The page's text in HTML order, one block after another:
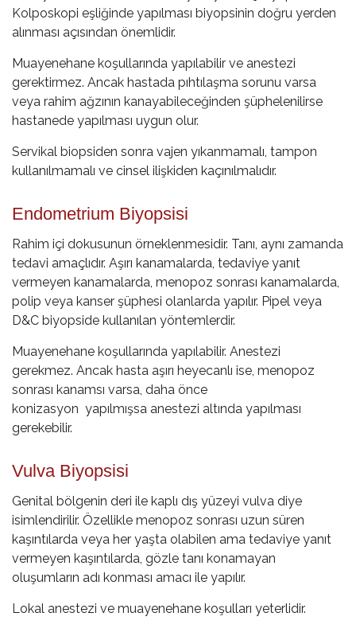
Kolposkopi eşliğinde yapılması biyopsinin doğru yerden
alınması açısından önemlidir.
Muayenehane koşullarında yapılabilir ve anestezi
gerektirmez. Ancak hastada pıhtılaşma sorunu varsa
veya rahim ağzının kanayabileceğinden şüphelenilirse
hastanede yapılması uygun olur.
Servikal biopsiden sonra vajen yıkanmamalı, tampon
kullanılmamalı ve cinsel ilişkiden kaçınılmalıdır.
Endometrium Biyopsisi
Rahim içi dokusunun örneklenmesidir. Tanı, aynı zamanda
tedavi amaçlıdır. Aşırı kanamalarda, tedaviye yanıt
vermeyen kanamalarda, menopoz sonrası kanamalarda,
polip veya kanser şüphesi olanlarda yapılır. Pipel veya
D&C biyopside kullanılan yöntemlerdir.
Muayenehane koşullarında yapılabilir. Anestezi
gerekmez. Ancak hasta aşırı heyecanlı ise, menopoz
sonrası kanamsı varsa, daha önce
konizasyon yapılmışsa anestezi altında yapılması
gerekebilir.
Vulva Biyopsisi
Genital bölgenin deri ile kaplı dış yüzeyi vulva diye
isimlendirilir. Özellikle menopoz sonrası uzun süren
kaşıntılarda veya her yaşta olabilen ama tedaviye yanıt
vermeyen kaşıntılarda, gözle tanı konamayan
oluşumların adı konması amacı ile yapılır.
Lokal anestezi ve muayenehane koşulları yeterlidir.